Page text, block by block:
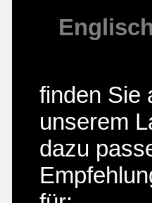
finden Sie
unserem
dazu